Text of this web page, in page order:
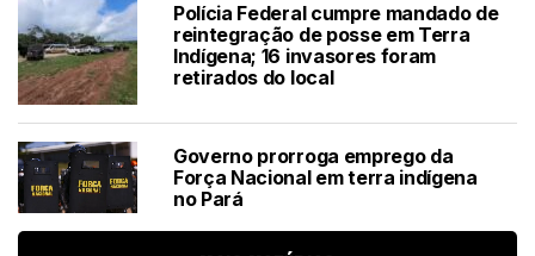
Polícia Federal cumpre mandado de
reintegração de posse em Terra
Indígena; 16 invasores foram
retirados do local
Governo prorroga emprego da
Força Nacional em terra indígena
no Pará